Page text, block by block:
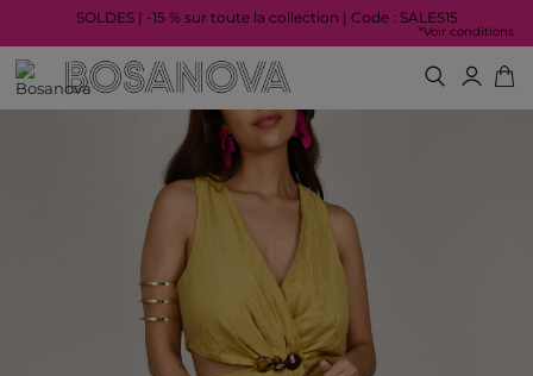
SOLDES | -15 % sur toute la collection | Code : SALES15
*Voir conditions